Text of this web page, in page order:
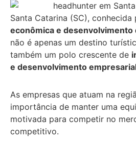
Santa Catarina (SC), conhecida
econômica e
não é apenas um destino
também um polo crescente de
e desenvolvimento
As empresas que atuam na
importância de manter uma
motivada para competir no
competitivo.